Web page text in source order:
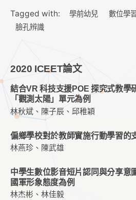
Tagged with: 學前幼兒 數位學
臉孔辨識
2020 ICEET論文
結合VR 科技支援POE 探究式教學
「觀測太陽」單元為例
林秋斌、陳子辰、邱稚穎
偏鄉學校對於教師實施行動學習的
林燕珍、陳武雄
中學生數位影音短片認同與分享意
國軍形象態度為例
林杰彬、林佳毅